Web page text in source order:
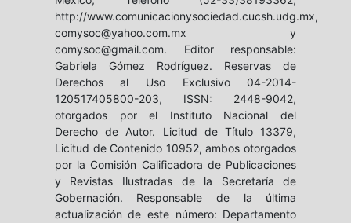
http://www.comunicacionysociedad.cucsh.udg.mx,
comysoc@yahoo.com.mx y
comysoc@gmail.com. Editor responsable:
Gabriela Gómez Rodríguez. Reservas de
Derechos al Uso Exclusivo 04-2014-
120517405800-203, ISSN: 2448-9042,
otorgados por el Instituto Nacional del
Derecho de Autor. Licitud de Título 13379,
Licitud de Contenido 10952, ambos otorgados
por la Comisión Calificadora de Publicaciones
y Revistas Ilustradas de la Secretaría de
Gobernación. Responsable de la última
actualización de este número: Departamento